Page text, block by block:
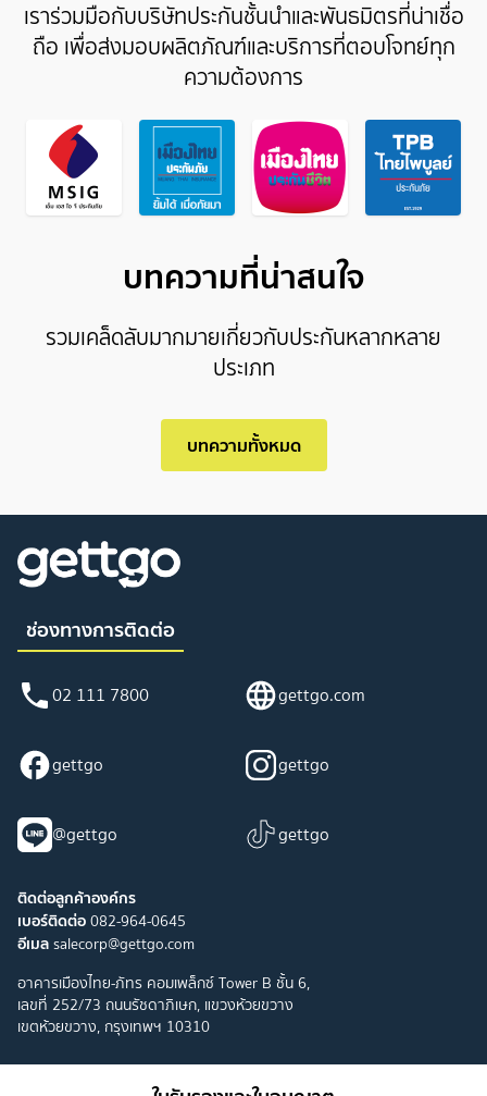
เราร่วมมือกับบริษัทประกันชั้นนำและพันธมิตรที่น่าเชื่อ
ถือ เพื่อส่งมอบผลิตภัณฑ์และบริการที่ตอบโจทย์ทุก
ความต้องการ
บทความที่น่าสนใจ
รวมเคล็ดลับมากมายเกี่ยวกับประกันหลากหลาย
ประเภท
บทความทั้งหมด
ช่องทางการติดต่อ
02 111 7800 gettgo.com
gettgo gettgo
@gettgo gettgo
ติดต่อลูกค้าองค์กร
เบอร์ติดต่อ082-964-0645
อีเมลsalecorp@gettgo.com
อาคารเมืองไทย-ภัทร คอมเพล็กซ์ Tower B ชั้น 6,
เลขที่ 252/73 ถนนรัชดาภิเษก, แขวงห้วยขวาง
เขตห้วยขวาง, กรุงเทพฯ 10310